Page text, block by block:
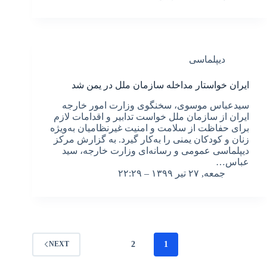
دیپلماسی
ایران خواستار مداخله سازمان ملل در یمن شد
سیدعباس موسوی، سخنگوی وزارت امور خارجه
ایران از سازمان ملل خواست تدابیر و اقدامات لازم
برای حفاظت از سلامت و امنیت غیرنظامیان به‌ویژه
زنان و کودکان یمنی را به‌کار گیرد. به گزارش مرکز
دیپلماسی عمومی و رسانه‌ای وزارت خارجه، سید
عباس…
جمعه, ۲۷ تیر ۱۳۹۹ – ۲۲:۲۹
1
2
NEXT